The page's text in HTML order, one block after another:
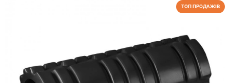
ТОП ПРОДАЖІВ